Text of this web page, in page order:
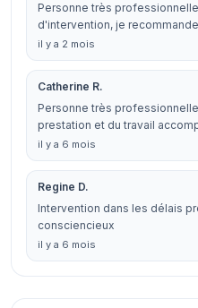
Personne très
d'intervention, je recommande
il y a 2 mois
Catherine R.
Personne très
prestation et du travail
il y a 6 mois
Regine D.
Intervention dans les délais
consciencieux
il y a 6 mois